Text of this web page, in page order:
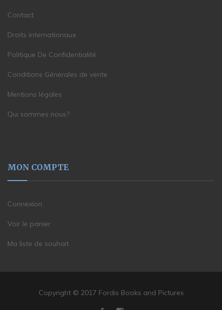
Contact
Droits internationaux
Politique De Confidentialité
Conditions Générales de vente
Mentions légales
Qui sommes nous?
MON COMPTE
Connexion
Voir le panier
Ma liste de souhait
Copyright © 2017 Fordis Books and Pictures